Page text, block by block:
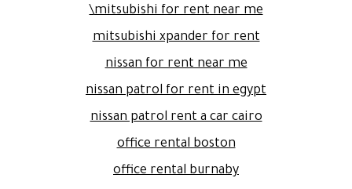
mitsubishi for rent near me\
mitsubishi xpander for rent
nissan for rent near me
nissan patrol for rent in egypt
nissan patrol rent a car cairo
office rental boston
office rental burnaby